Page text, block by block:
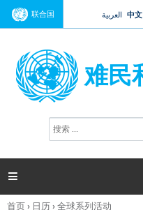
Jump
联合国 العربية 中文
难民
搜
索

首页› 日历›全球系列活动